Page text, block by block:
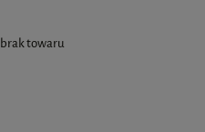
brak towaru